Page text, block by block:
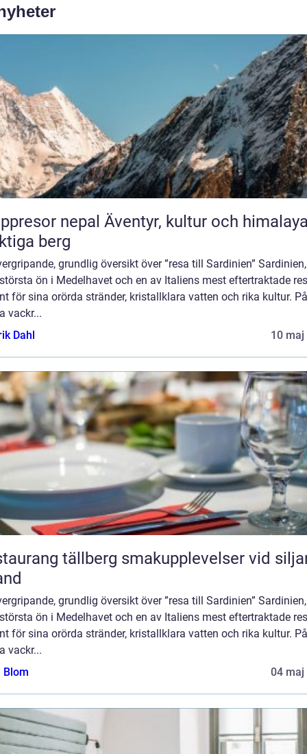
nepal Äventyr, kultur och himalayas
berg
grundlig översikt över ”resa till Sardinien”
ön i Medelhavet och en av Italiens mest eftertraktade
för sina orörda stränder, kristallklara vatten och rika kultur. På
vackr...
Dahl
10 maj
tällberg smakupplevelser vid siljans
grundlig översikt över ”resa till Sardinien”
ön i Medelhavet och en av Italiens mest eftertraktade
för sina orörda stränder, kristallklara vatten och rika kultur. På
vackr...
Blom
04 maj